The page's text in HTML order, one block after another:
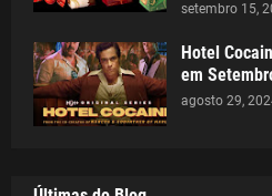
setembro 15,
Hotel
em
agosto 29,